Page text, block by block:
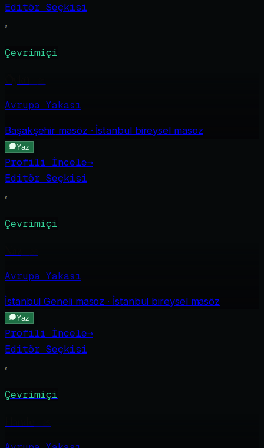
Editör Seçkisi
Çevrimiçi
Avrupa Yakası
Başakşehir masöz · İstanbul bireysel masöz
Yaz
Profili İncele→
Editör Seçkisi
Çevrimiçi
Avrupa Yakası
İstanbul Genelimasöz · İstanbul bireysel masöz
Yaz
Profili İncele→
Editör Seçkisi
Çevrimiçi